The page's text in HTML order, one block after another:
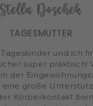
Stella Doschek
TAGESMUTTER
Tageskinder und ich
super praktisch!
der
eine große
Körperkontakt